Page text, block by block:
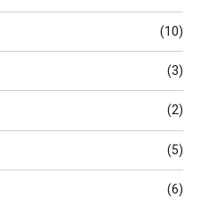
(10)
(3)
(2)
(5)
(6)